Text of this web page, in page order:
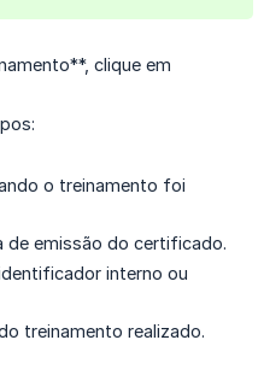
clique em
o treinamento foi
de emissão do certificado.
interno ou
treinamento realizado.